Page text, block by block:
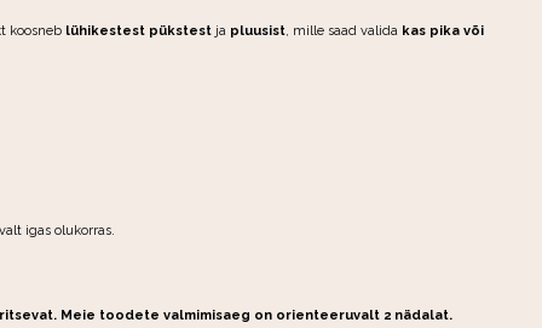
koosneb lühikestest pükstest ja pluusist, mille saad valida kas pika või
igas olukorras.
Meie toodete valmimisaeg on orienteeruvalt 2 nädalat.